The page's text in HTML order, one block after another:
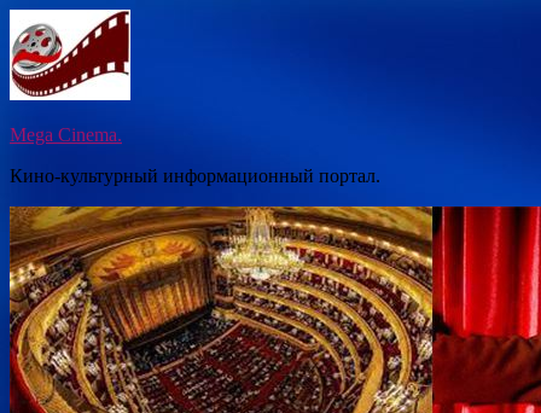
Перейти
к
содержимому
Mega Cinema.
Кино-культурный информационный портал.